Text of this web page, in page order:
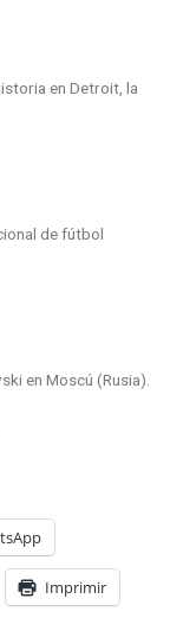
en Detroit, la
de fútbol
en Moscú (Rusia).
Imprimir